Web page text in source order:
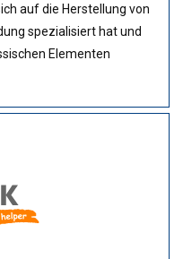
auf die Herstellung von
spezialisiert hat und
Elementen